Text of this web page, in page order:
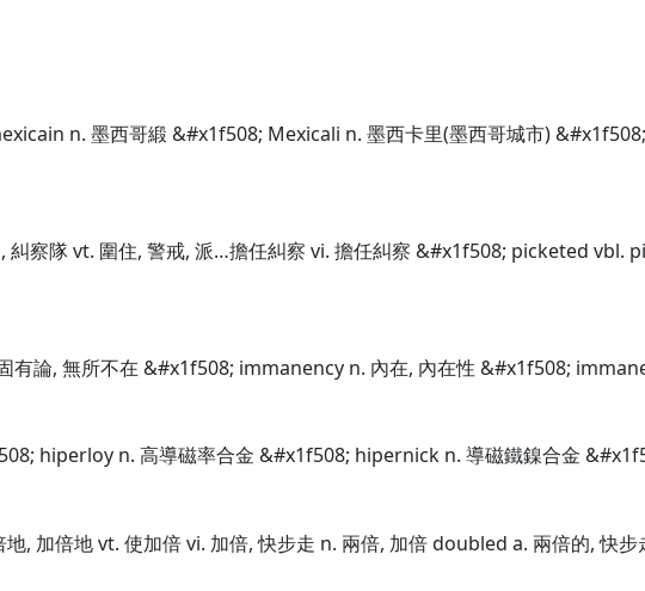
n. 墨西哥緞 &#x1f508; Mexicali n. 墨西卡里(墨西哥城市)
察隊 vt. 圍住, 警戒, 派…擔任糾察 vi. 擔任糾察 &#x1f508; picketed vbl.
有論, 無所不在 &#x1f508; immanency n. 內在, 內在性 &#x1f508;
hiperloy n. 高導磁率合金 &#x1f508; hipernick n. 導磁鐵鎳合金
, 加倍地 vt. 使加倍 vi. 加倍, 快步走 n. 兩倍, 加倍 doubled a. 兩倍的, 快